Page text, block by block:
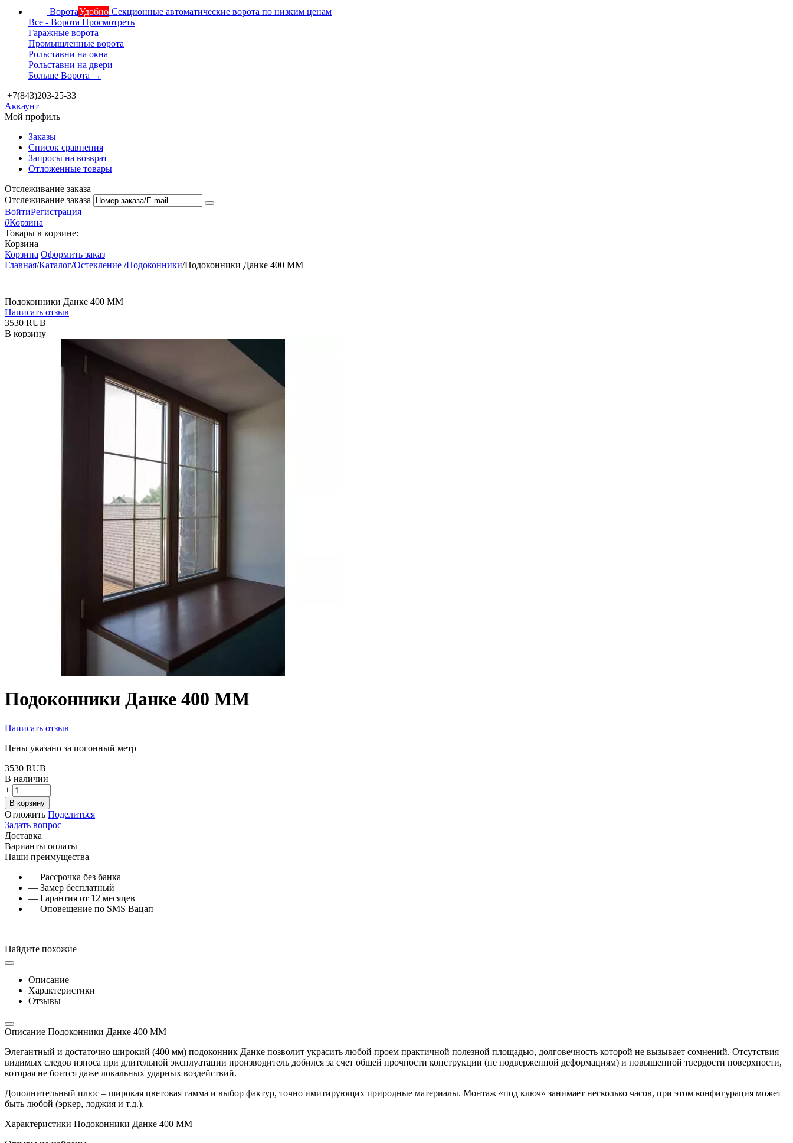
ВоротаУдобно Секционные автоматические ворота по низким ценам
Все - Ворота Просмотреть
Гаражные ворота
Промышленные ворота
Рольставни на окна
Рольставни на двери
Больше Ворота →
+7(843)203-25-33
Аккаунт
Мой профиль
Заказы
Список сравнения
Запросы на возврат
Отложенные товары
Отслеживание заказа
Отслеживание заказа
ВойтиРегистрация
0Корзина
Товары в корзине:
Корзина
Корзина Оформить заказ
Главная/Каталог/Остекление /Подоконники/Подоконники Данке 400 ММ
Подоконники Данке 400 ММ
Написать отзыв
‍3530‍ RUB
В корзину
Подоконники Данке 400 ММ
Написать отзыв
Цены указано за погонный метр
‍3530‍ RUB
В наличии
+
−
В корзину
Отложить Поделиться
Задать вопрос
Доставка
Варианты оплаты
Наши преимущества
— Рассрочка без банка
— Замер бесплатный
— Гарантия от 12 месяцев
— Оповещение по SMS Вацап
Найдите похожие
Описание
Характеристики
Отзывы
Описание Подоконники Данке 400 ММ
Элегантный и достаточно широкий (400 мм) подоконник Данке позволит украсить любой проем практичной полезной площадью, долговечность которой не вызывает сомнений. Отсутствия
видимых следов износа при длительной эксплуатации производитель добился за счет общей прочности конструкции (не подверженной деформациям) и повышенной твердости поверхности,
которая не боится даже локальных ударных воздействий.
Дополнительный плюс – широкая цветовая гамма и выбор фактур, точно имитирующих природные материалы. Монтаж «под ключ» занимает несколько часов, при этом конфигурация может
быть любой (эркер, лоджия и т.д.).
Характеристики Подоконники Данке 400 ММ